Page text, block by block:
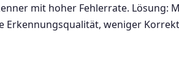
mit hoher Fehlerrate. Lösung:
Erkennungsqualität, weniger